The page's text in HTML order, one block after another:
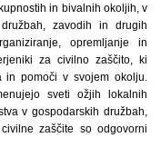
in bivalnih okoljih, v
zavodih in drugih
opremljanje in
za civilno zaščito, ki
in pomoči v svojem okolju.
sveti ožjih lokalnih
v gospodarskih družbah,
zaščite so odgovorni